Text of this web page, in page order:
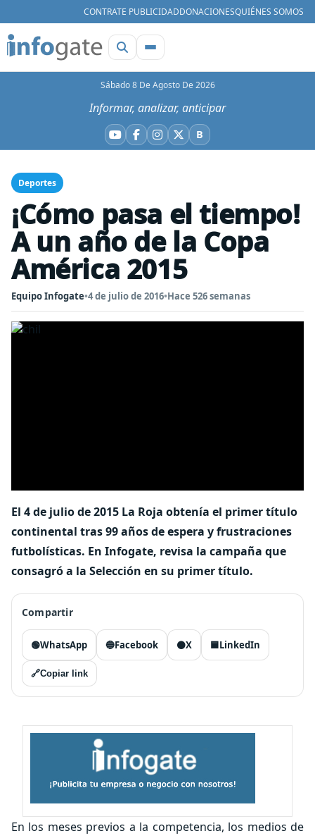
CONTRATE PUBLICIDADDONACIONESQUIÉNES SOMOS
Sábado 8 De Agosto De 2026
Informar, analizar, anticipar
YouTube
Facebook
Instagram
X BBluesky
Deportes
¡Cómo pasa el tiempo!
A un año de la Copa
América 2015
Equipo Infogate•4 de julio de 2016•Hace 526 semanas
El 4 de julio de 2015 La Roja obtenía el primer título
continental tras 99 años de espera y frustraciones
futbolísticas. En Infogate, revisa la campaña que
consagró a la Selección en su primer título.
Compartir
🟢WhatsApp 🔵Facebook ⚫X 🟦LinkedIn
🔗Copiar link
En los meses previos a la competencia, los medios de